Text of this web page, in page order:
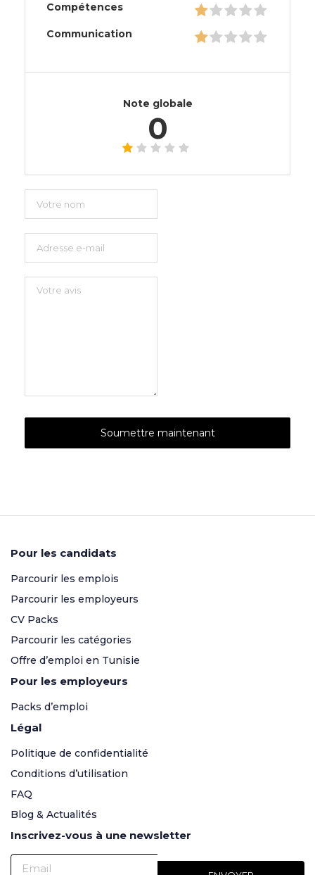
Compétences
Communication
Note globale
0
Pour les candidats
Parcourir les emplois
Parcourir les employeurs
CV Packs
Parcourir les catégories
Offre d’emploi en Tunisie
Pour les employeurs
Packs d’emploi
Légal
Politique de confidentialité
Conditions d’utilisation
FAQ
Blog & Actualités
Inscrivez-vous à une newsletter